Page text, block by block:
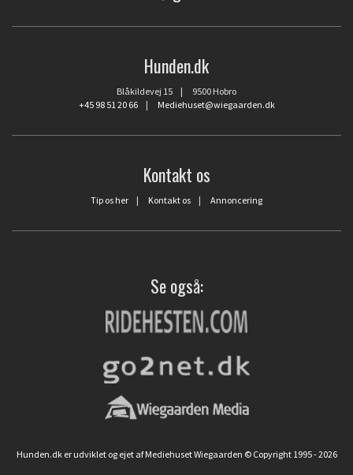
Hunden.dk
Blåkildevej 15 | 9500 Hobro
+45 98 51 20 66| Mediehuset@wiegaarden.dk
Kontakt os
Tip os her | Kontakt os | Annoncering
Se også:
Hunden.dk er udviklet og ejet af Mediehuset Wiegaarden © Copyright 1995 - 2026